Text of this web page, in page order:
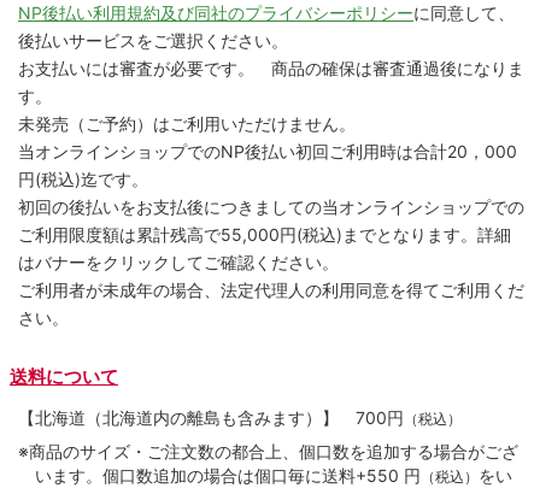
NP後払い利用規約及び同社のプライバシーポリシーに同意して、
後払いサービスをご選択ください。
お支払いには審査が必要です。 商品の確保は審査通過後になりま
す。
未発売（ご予約）はご利用いただけません。
当オンラインショップでのNP後払い初回ご利用時は合計20，000
円(税込)迄です。
初回の後払いをお支払後につきましての当オンラインショップでの
ご利用限度額は累計残高で55,000円(税込)までとなります。詳細
はバナーをクリックしてご確認ください。
ご利用者が未成年の場合、法定代理人の利用同意を得てご利用くだ
さい。
送料について
【北海道（北海道内の離島も含みます）】 700円 （税込）
※商品のサイズ・ご注文数の都合上、個口数を追加する場合がござ
います。個口数追加の場合は個口毎に送料+550 円 （税込） をい